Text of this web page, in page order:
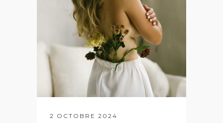
2 OCTOBRE 2024